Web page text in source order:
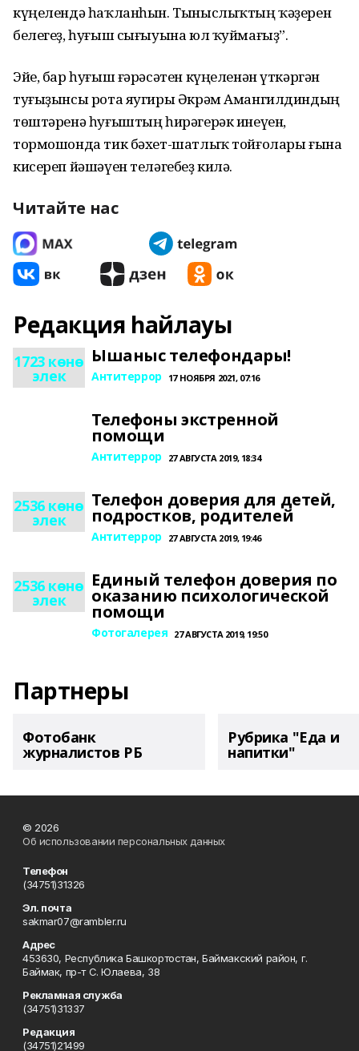
күңелендә һаҡланһын. Тыныслыҡтың ҡәҙерен
белегеҙ, һуғыш сығыуына юл ҡуймағыҙ”.
Эйе, бар һуғыш ғәрәсәтен күңеленән үткәргән
туғыҙынсы рота яугиры Әкрәм Амангилдиндың
төштәренә һуғыштың һирәгерәк инеүен,
тормошонда тик бәхет-шатлыҡ тойғолары ғына
кисереп йәшәүен теләгебеҙ килә.
Читайте нас
Редакция һайлауы
1723 көнө
элек
Ышаныс телефондары!
Антитеррор 17 НОЯБРЯ 2021, 07:16
Телефоны экстренной
помощи
Антитеррор 27 АВГУСТА 2019, 18:34
2536 көнө
элек
Телефон доверия для детей,
подростков, родителей
Антитеррор 27 АВГУСТА 2019, 19:46
2536 көнө
элек
Единый телефон доверия по
оказанию психологической
помощи
Фотогалерея 27 АВГУСТА 2019, 19:50
Партнеры
Фотобанк
журналистов РБ
Рубрика "Еда и
напитки"
© 2026
Об использовании персональных данных
Телефон
(34751)31326
Эл. почта
sakmar07@rambler.ru
Адрес
453630, Республика Башкортостан, Баймакский район, г.
Баймак, пр-т С. Юлаева, 38
Рекламная служба
(34751)31337
Редакция
(34751)21499